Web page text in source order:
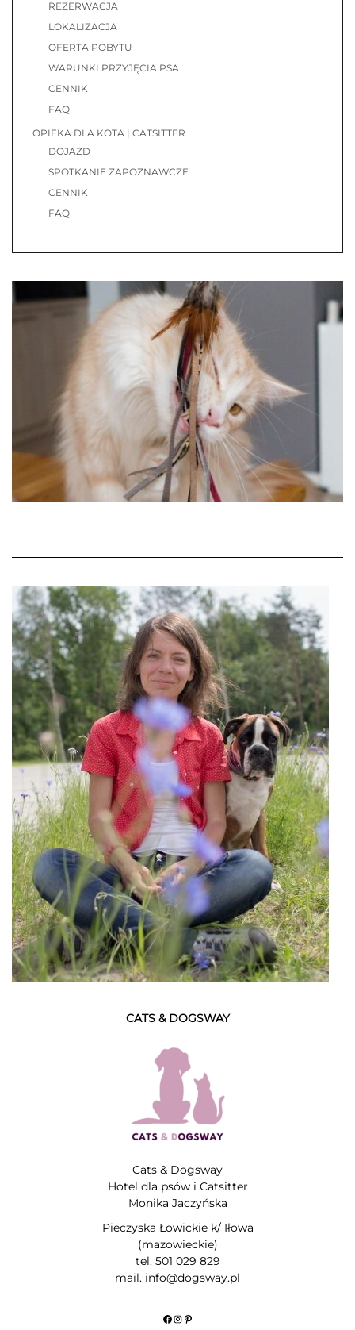
REZERWACJA
LOKALIZACJA
OFERTA POBYTU
WARUNKI PRZYJĘCIA PSA
CENNIK
FAQ
OPIEKA DLA KOTA | CATSITTER
DOJAZD
SPOTKANIE ZAPOZNAWCZE
CENNIK
FAQ
CATS & DOGSWAY
Cats & Dogsway
Hotel dla psów i Catsitter
Monika Jaczyńska
Pieczyska Łowickie k/ Iłowa
(mazowieckie)
tel. 501 029 829
mail. info@dogsway.pl
Facebook
Instagram
Pinterest